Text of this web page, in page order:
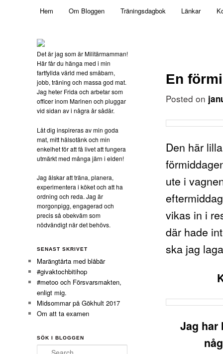
Militärmamman
Skip to primary content
Hem Om Bloggen Träningsdagbok Länkar
En
Posted on
Den här
ute i
vikas in i
där hade
ska jag
Jag har
Det är jag som är Militärmamman!
Här får du hänga med i min
fartfyllda värld med småbarn,
jobb, träning och massa god mat.
Jag heter Frida och arbetar som
officer inom Marinen och pluggar
vid sidan av i några år sådär.
Låt dig inspireras av min goda
mat, mitt hälsotänk och min
enkelhet för att få livet att fungera
utmärkt med många järn i elden!
Jag älskar att träna, planera,
experimentera i köket och att ha
ordning och reda. Jag är
morgonpigg, engagerad och
precis så obekväm som
nödvändigt när det behövs.
SENAST SKRIVET
Marängtårta med blåbär
#givaktochbitihop
#metoo och Försvarsmakten,
enligt mig.
Midsommar på Gökhult 2017
Om att ta examen
SÖK I BLOGGEN
Search